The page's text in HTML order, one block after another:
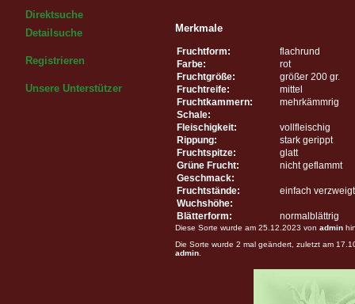
Direktsuche
Detailsuche
Registrieren
Unsere Unterstützer
Merkmale
Fruchtform:
flachrund
Farbe:
rot
Fruchtgröße:
größer 200 gr.
Fruchtreife:
mittel
Fruchtkammern:
mehrkämmrig
Schale:
Fleischigkeit:
vollfleischig
Rippung:
stark gerippt
Fruchtspitze:
glatt
Grüne Frucht:
nicht geflammt
Geschmack:
Fruchtstände:
einfach verzweigt
Wuchshöhe:
Blätterform:
normalblättrig
Diese Sorte wurde am 25.12.2023 von admin
Die Sorte wurde 2 mal geändert, zuletzt am
admin